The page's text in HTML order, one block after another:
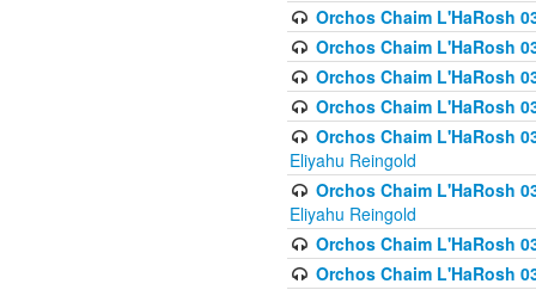
Orchos Chaim L'HaRosh
Orchos Chaim L'HaRosh
Orchos Chaim L'HaRosh
Orchos Chaim L'HaRosh
Orchos Chaim L'HaRosh
Eliyahu Reingold
Orchos Chaim L'HaRosh
Eliyahu Reingold
Orchos Chaim L'HaRosh
Orchos Chaim L'HaRosh